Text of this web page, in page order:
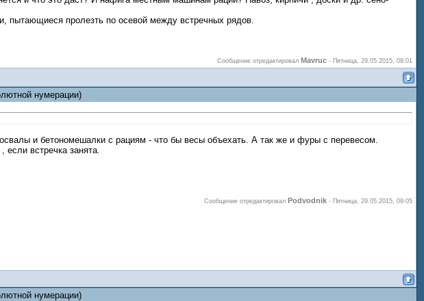
пытающиеся пролезть по осевой между встречных рядов.
Сообщение отредактировал Mavruc - Пятница, 29.05.2015, 09:01
нумерации)
и бетономешалки с рациям - что бы весы объехать. А так же и фуры с перевесом.
если встречка занята.
Сообщение отредактировал Podvodnik - Пятница, 29.05.2015, 09:05
нумерации)